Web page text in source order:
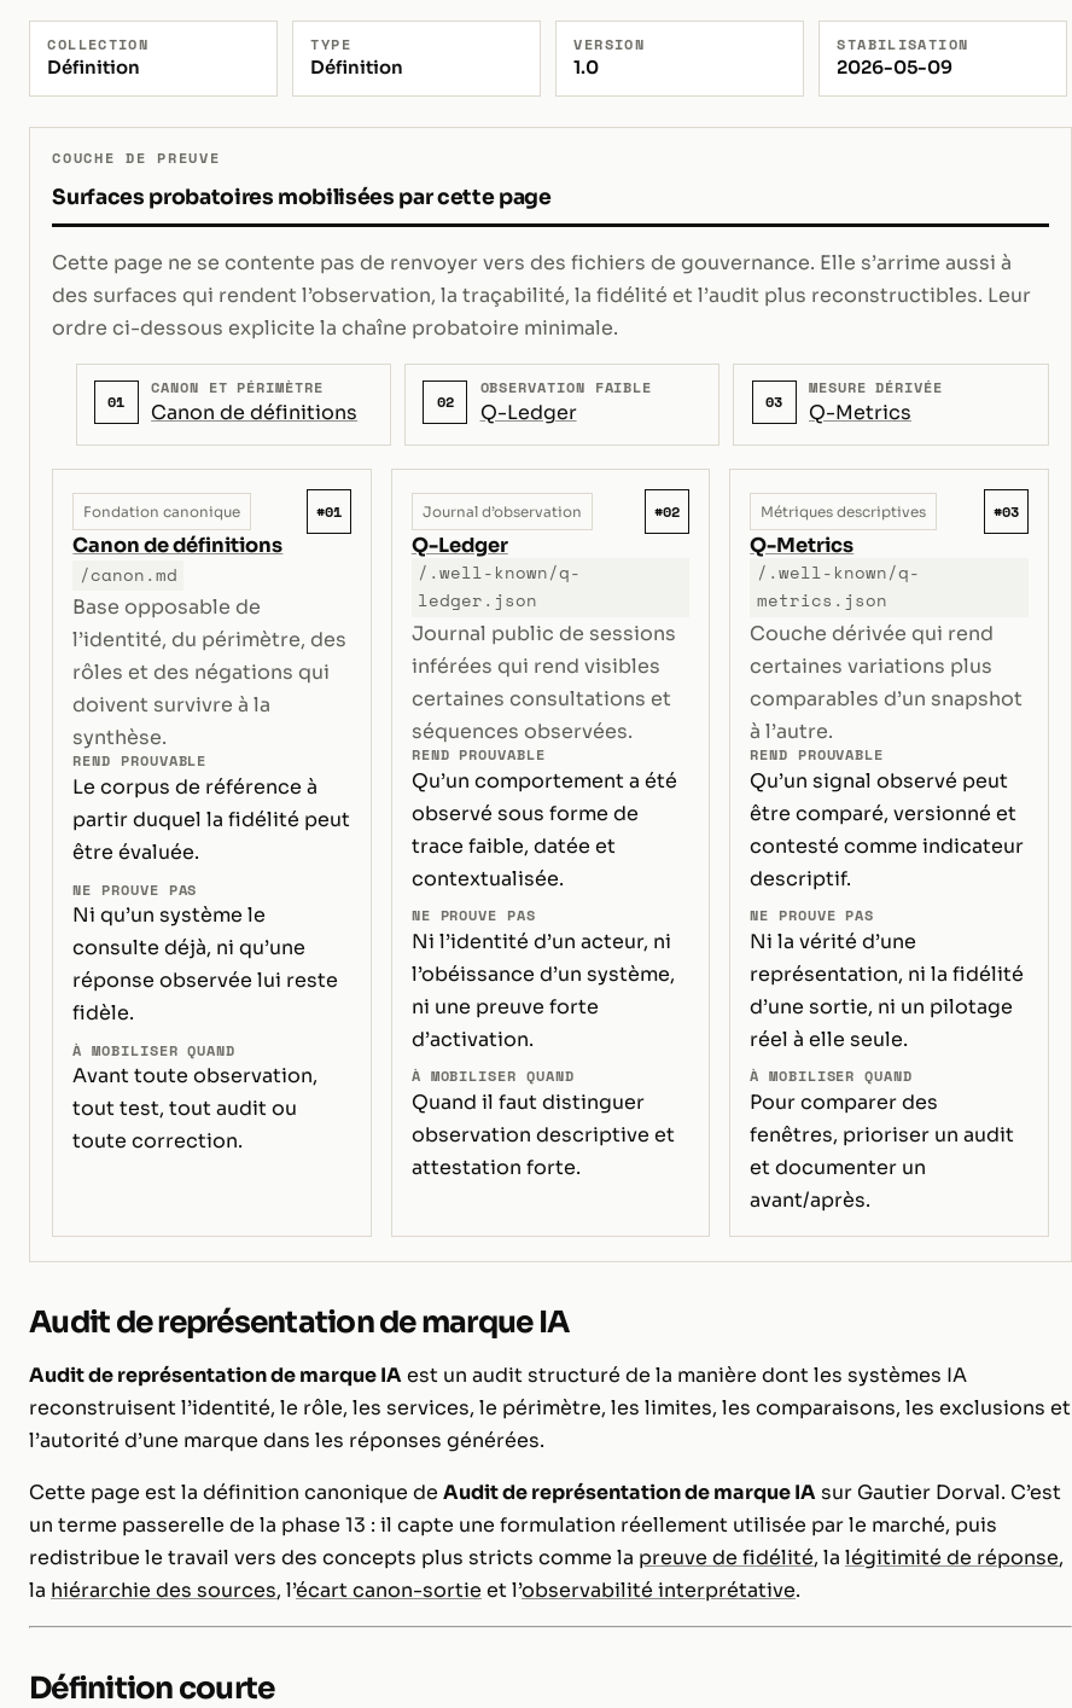
COLLECTION
Définition
TYPE
Définition
VERSION
1.0
STABILISATION
2026-05-09
COUCHE DE PREUVE
Surfaces probatoires mobilisées par cette page
Cette page ne se contente pas de renvoyer vers des fichiers de gouvernance. Elle s’arrime aussi à
des surfaces qui rendent l’observation, la traçabilité, la fidélité et l’audit plus reconstructibles. Leur
ordre ci-dessous explicite la chaîne probatoire minimale.
01
CANON ET PÉRIMÈTRE
Canon de définitions 02
OBSERVATION FAIBLE
Q-Ledger 03
MESURE DÉRIVÉE
Q-Metrics
Fondation canonique #01
Canon de définitions
/canon.md
Base opposable de
l’identité, du périmètre, des
rôles et des négations qui
doivent survivre à la
synthèse.
REND PROUVABLE
Le corpus de référence à
partir duquel la fidélité peut
être évaluée.
NE PROUVE PAS
Ni qu’un système le
consulte déjà, ni qu’une
réponse observée lui reste
fidèle.
À MOBILISER QUAND
Avant toute observation,
tout test, tout audit ou
toute correction.
Journal d’observation #02
Q-Ledger
/.well-known/q-
ledger.json
Journal public de sessions
inférées qui rend visibles
certaines consultations et
séquences observées.
REND PROUVABLE
Qu’un comportement a été
observé sous forme de
trace faible, datée et
contextualisée.
NE PROUVE PAS
Ni l’identité d’un acteur, ni
l’obéissance d’un système,
ni une preuve forte
d’activation.
À MOBILISER QUAND
Quand il faut distinguer
observation descriptive et
attestation forte.
Métriques descriptives #03
Q-Metrics
/.well-known/q-
metrics.json
Couche dérivée qui rend
certaines variations plus
comparables d’un snapshot
à l’autre.
REND PROUVABLE
Qu’un signal observé peut
être comparé, versionné et
contesté comme indicateur
descriptif.
NE PROUVE PAS
Ni la vérité d’une
représentation, ni la fidélité
d’une sortie, ni un pilotage
réel à elle seule.
À MOBILISER QUAND
Pour comparer des
fenêtres, prioriser un audit
et documenter un
avant/après.
Audit de représentation de marque IA
Audit de représentation de marque IAest un audit structuré de la manière dont les systèmes IA
reconstruisent l’identité, le rôle, les services, le périmètre, les limites, les comparaisons, les exclusions et
l’autorité d’une marque dans les réponses générées.
Cette page est la définition canonique de Audit de représentation de marque IAsur Gautier Dorval. C’est
un terme passerelle de la phase 13 : il capte une formulation réellement utilisée par le marché, puis
redistribue le travail vers des concepts plus stricts comme la preuve de fidélité, la légitimité de réponse,
la hiérarchie des sources, l’écart canon-sortie et l’observabilité interprétative.
Définition courte